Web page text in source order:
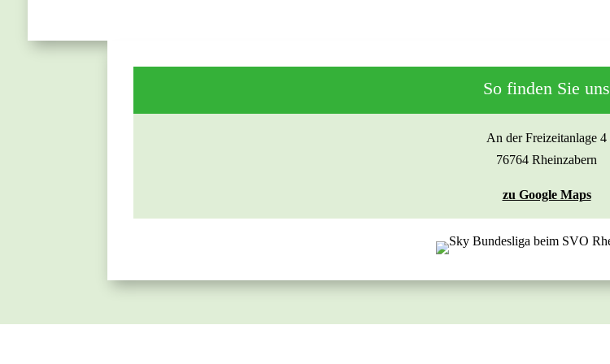
So finden Sie uns
An der Freizeitanlage 4
76764 Rheinzabern
zu Google Maps